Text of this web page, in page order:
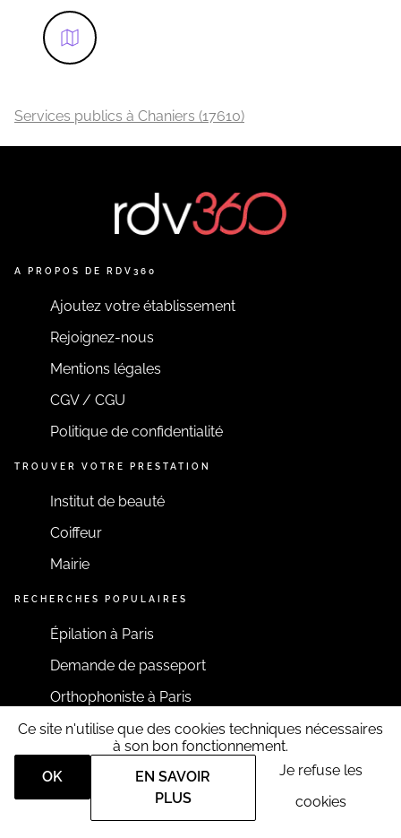
Services publics à Chaniers (17610)
A PROPOS DE RDV360
Ajoutez votre établissement
Rejoignez-nous
Mentions légales
CGV / CGU
Politique de confidentialité
TROUVER VOTRE PRESTATION
Institut de beauté
Coiffeur
Mairie
RECHERCHES POPULAIRES
Épilation à Paris
Demande de passeport
Orthophoniste à Paris
RESTONS CONNECTÉS
Ce site n'utilise que des cookies techniques nécessaires
à son bon fonctionnement.
OK
EN SAVOIR
PLUS
Je refuse les
cookies